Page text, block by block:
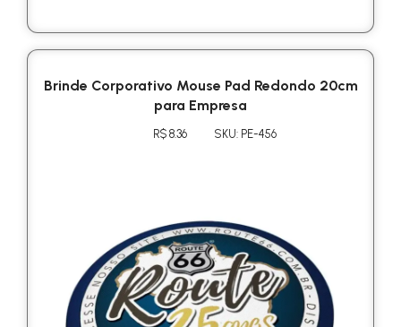
Brinde Corporativo Mouse Pad Redondo 20cm
para Empresa
R$ 8.36 SKU: PE-456